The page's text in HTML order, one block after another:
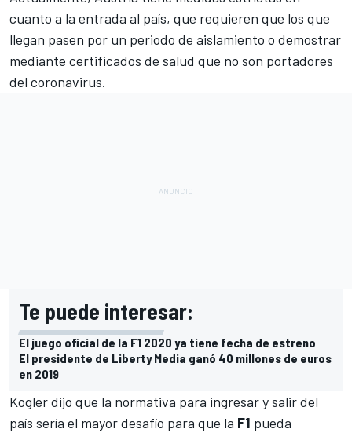
cuanto a la entrada al país, que requieren que los que
llegan pasen por un periodo de aislamiento o demostrar
mediante certificados de salud que no son portadores
del coronavirus.
Te puede interesar:
El juego oficial de la F1 2020 ya tiene fecha de estreno
El presidente de Liberty Media ganó 40 millones de euros
en 2019
Kogler dijo que la normativa para ingresar y salir del
país sería el mayor desafío para que la F1 pueda